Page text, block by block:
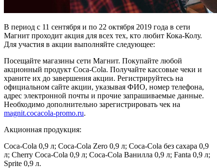
В период с 11 сентября и по 22 октября 2019 года в сети
Магнит проходит акция для всех тех, кто любит Кока-Колу.
Для участия в акции выполняйте следующее:
Посещайте магазины сети Магнит. Покупайте любой
акционный продукт Coca-Cola. Получайте кассовые чеки и
храните их до завершения акции. Регистрируйтесь на
официальном сайте акции, указывая ФИО, номер телефона,
адрес электронной почты и прочие запрашиваемые данные.
Необходимо дополнительно зарегистрировать чек на
magnit.cocacola-promo.ru.
Акционная продукция:
Coca-Cola 0,9 л; Coca-Cola Zero 0,9 л; Coca-Cola без сахара 0,9
л; Cherry Coca-Cola 0,9 л; Coca-Cola Ванилла 0,9 л; Fanta 0,9 л;
Sprite 0,9 л.